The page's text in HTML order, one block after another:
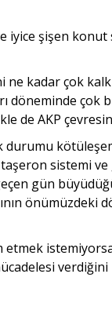
iyice şişen
kadar çok
döne­minde çok
de AKP
durumu
sistemi ve
gün
önümüzdeki
ver­diğini